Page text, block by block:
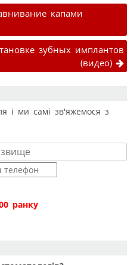
капами
зубных имплантов
(видео)
і ми самі зв'яжемося з
ранку